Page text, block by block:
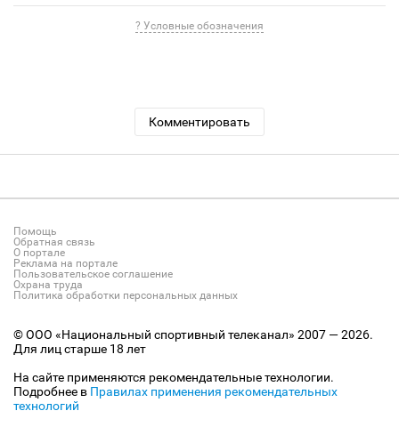
? Условные обозначения
Комментировать
Помощь
Обратная связь
О портале
Реклама на портале
Пользовательское соглашение
Охрана труда
Политика обработки персональных данных
© ООО «Национальный спортивный телеканал» 2007 — 2026.
Для лиц старше 18 лет
На сайте применяются рекомендательные технологии.
Подробнее в Правилах применения рекомендательных
технологий